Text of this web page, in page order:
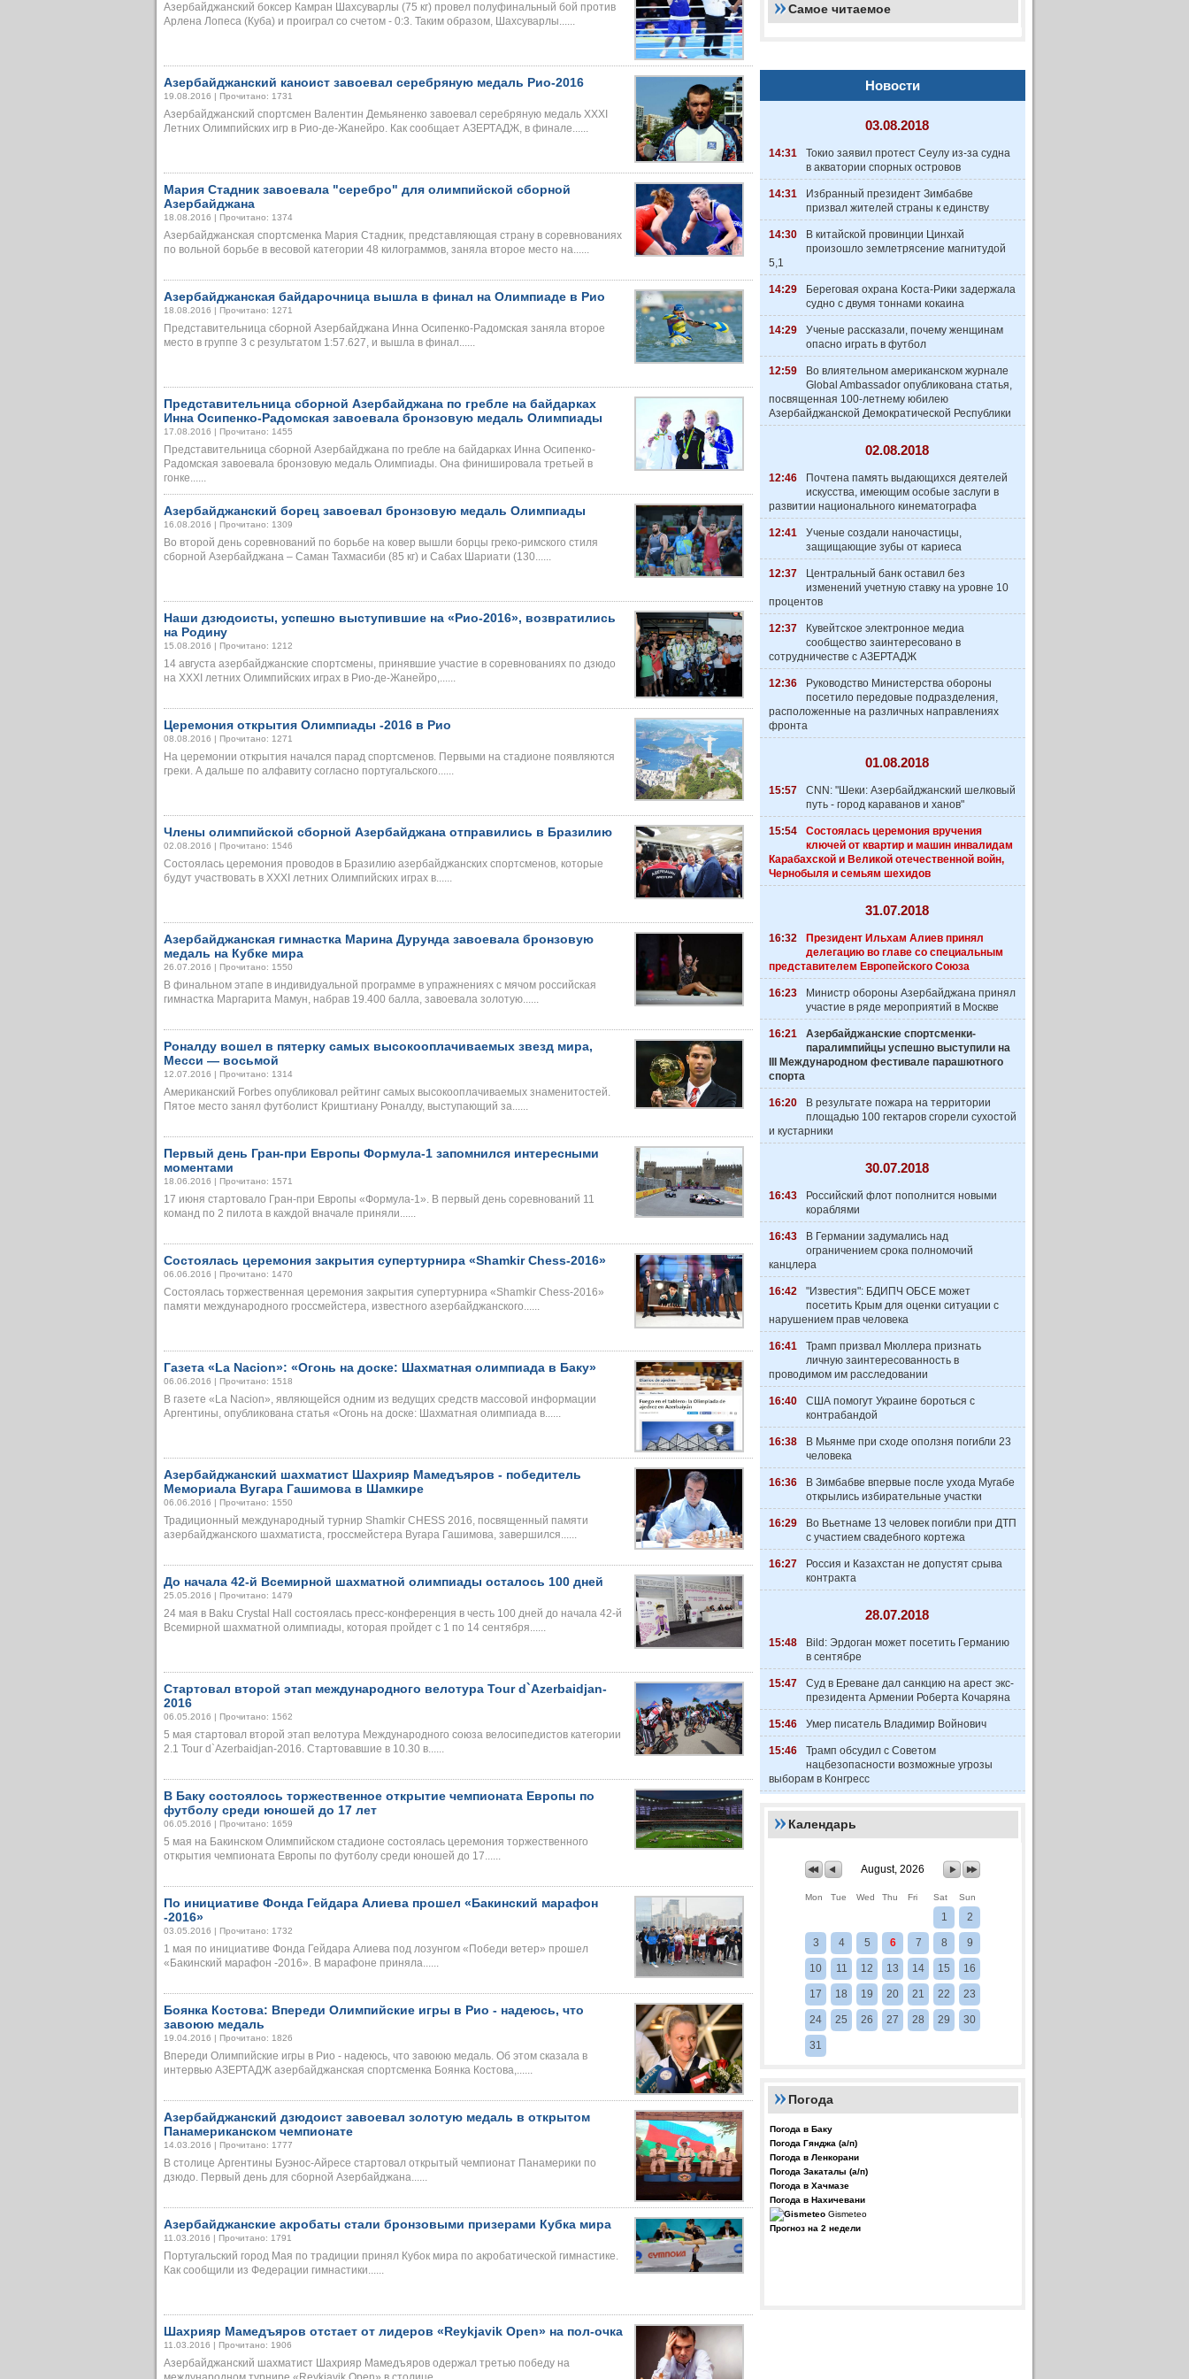
Азербайджанский боксер Камран Шахсуварлы (75 кг) провел полуфинальный бой против
Арлена Лопеса (Куба) и проиграл со счетом - 0:3. Таким образом, Шахсуварлы......
Азербайджанский каноист завоевал серебряную медаль Рио-2016
19.08.2016 | Прочитано: 1731
Азербайджанский спортсмен Валентин Демьяненко завоевал серебряную медаль XXXI
Летних Олимпийских игр в Рио-де-Жанейро. Как сообщает АЗЕРТАДЖ, в финале......
Мария Стадник завоевала "серебро" для олимпийской сборной
Азербайджана
18.08.2016 | Прочитано: 1374
Азербайджанская спортсменка Мария Стадник, представляющая страну в соревнованиях
по вольной борьбе в весовой категории 48 килограммов, заняла второе место на......
Азербайджанская байдарочница вышла в финал на Олимпиаде в Рио
18.08.2016 | Прочитано: 1271
Представительница сборной Азербайджана Инна Осипенко-Радомская заняла второе
место в группе 3 с результатом 1:57.627, и вышла в финал......
Представительница сборной Азербайджана по гребле на байдарках
Инна Осипенко-Радомская завоевала бронзовую медаль Олимпиады
17.08.2016 | Прочитано: 1455
Представительница сборной Азербайджана по гребле на байдарках Инна Осипенко-
Радомская завоевала бронзовую медаль Олимпиады. Она финишировала третьей в
гонке......
Азербайджанский борец завоевал бронзовую медаль Олимпиады
16.08.2016 | Прочитано: 1309
Во второй день соревнований по борьбе на ковер вышли борцы греко-римского стиля
сборной Азербайджана – Саман Тахмасиби (85 кг) и Сабах Шариати (130......
Наши дзюдоисты, успешно выступившие на «Рио-2016», возвратились
на Родину
15.08.2016 | Прочитано: 1212
14 августа азербайджанские спортсмены, принявшие участие в соревнованиях по дзюдо
на ХХХI летних Олимпийских играх в Рио-де-Жанейро,......
Церемония открытия Олимпиады -2016 в Рио
08.08.2016 | Прочитано: 1271
На церемонии открытия начался парад спортсменов. Первыми на стадионе появляются
греки. А дальше по алфавиту согласно португальского......
Члены олимпийской сборной Азербайджана отправились в Бразилию
02.08.2016 | Прочитано: 1546
Состоялась церемония проводов в Бразилию азербайджанских спортсменов, которые
будут участвовать в XXXI летних Олимпийских играх в......
Азербайджанская гимнастка Марина Дурунда завоевала бронзовую
медаль на Кубке мира
26.07.2016 | Прочитано: 1550
В финальном этапе в индивидуальной программе в упражнениях с мячом российская
гимнастка Маргарита Мамун, набрав 19.400 балла, завоевала золотую......
Роналду вошел в пятерку самых высокооплачиваемых звезд мира,
Месси — восьмой
12.07.2016 | Прочитано: 1314
Американский Forbes опубликовал рейтинг самых высокооплачиваемых знаменитостей.
Пятое место занял футболист Криштиану Роналду, выступающий за......
Первый день Гран-при Европы Формула-1 запомнился интересными
моментами
18.06.2016 | Прочитано: 1571
17 июня стартовало Гран-при Европы «Формула-1». В первый день соревнований 11
команд по 2 пилота в каждой вначале приняли......
Состоялась церемония закрытия супертурнира «Shamkir Chess-2016»
06.06.2016 | Прочитано: 1470
Состоялась торжественная церемония закрытия супертурнира «Shamkir Chess-2016»
памяти международного гроссмейстера, известного азербайджанского......
Газета «La Nacion»: «Огонь на доске: Шахматная олимпиада в Баку»
06.06.2016 | Прочитано: 1518
В газете «La Nacion», являющейся одним из ведущих средств массовой информации
Аргентины, опубликована статья «Огонь на доске: Шахматная олимпиада в......
Азербайджанский шахматист Шахрияр Мамедъяров - победитель
Мемориала Вугара Гашимова в Шамкире
06.06.2016 | Прочитано: 1550
Традиционный международный турнир Shamkir CHESS 2016, посвященный памяти
азербайджанского шахматиста, гроссмейстера Вугара Гашимова, завершился......
До начала 42-й Всемирной шахматной олимпиады осталось 100 дней
25.05.2016 | Прочитано: 1479
24 мая в Baku Crystal Hall состоялась пресс-конференция в честь 100 дней до начала 42-й
Всемирной шахматной олимпиады, которая пройдет с 1 по 14 сентября......
Стартовал второй этап международного велотура Tour d`Azerbaidjan-
2016
06.05.2016 | Прочитано: 1562
5 мая стартовал второй этап велотура Международного союза велосипедистов категории
2.1 Tour d`Azerbaidjan-2016. Стартовавшие в 10.30 в......
В Баку состоялось торжественное открытие чемпионата Европы по
футболу среди юношей до 17 лет
06.05.2016 | Прочитано: 1659
5 мая на Бакинском Олимпийском стадионе состоялась церемония торжественного
открытия чемпионата Европы по футболу среди юношей до 17......
По инициативе Фонда Гейдара Алиева прошел «Бакинский марафон
-2016»
03.05.2016 | Прочитано: 1732
1 мая по инициативе Фонда Гейдара Алиева под лозунгом «Победи ветер» прошел
«Бакинский марафон -2016». В марафоне приняла......
Боянка Костова: Впереди Олимпийские игры в Рио - надеюсь, что
завоюю медаль
19.04.2016 | Прочитано: 1826
Впереди Олимпийские игры в Рио - надеюсь, что завоюю медаль. Об этом сказала в
интервью АЗЕРТАДЖ азербайджанская спортсменка Боянка Костова,......
Азербайджанский дзюдоист завоевал золотую медаль в открытом
Панамериканском чемпионате
14.03.2016 | Прочитано: 1777
В столице Аргентины Буэнос-Айресе стартовал открытый чемпионат Панамерики по
дзюдо. Первый день для сборной Азербайджана......
Азербайджанские акробаты стали бронзовыми призерами Кубка мира
11.03.2016 | Прочитано: 1791
Португальский город Мая по традиции принял Кубок мира по акробатической гимнастике.
Как сообщили из Федерации гимнастики......
Шахрияр Мамедъяров отстает от лидеров «Reykjavik Open» на пол-очка
11.03.2016 | Прочитано: 1906
Азербайджанский шахматист Шахрияр Мамедъяров одержал третью победу на
Самое читаемое
Новости
03.08.2018
14:31
Токио заявил протест Сеулу из-за судна
в акватории спорных островов
14:31
Избранный президент Зимбабве
призвал жителей страны к единству
14:30
В китайской провинции Цинхай
произошло землетрясение магнитудой
5,1
14:29
Береговая охрана Коста-Рики задержала
судно с двумя тоннами кокаина
14:29
Ученые рассказали, почему женщинам
опасно играть в футбол
12:59
Во влиятельном американском журнале
Global Ambassador опубликована статья,
посвященная 100-летнему юбилею
Азербайджанской Демократической Республики
02.08.2018
12:46
Почтена память выдающихся деятелей
искусства, имеющим особые заслуги в
развитии национального кинематографа
12:41
Ученые создали наночастицы,
защищающие зубы от кариеса
12:37
Центральный банк оставил без
изменений учетную ставку на уровне 10
процентов
12:37
Кувейтское электронное медиа
сообщество заинтеpесовано в
сотрудничестве с АЗЕРТАДЖ
12:36
Руководство Министерства обороны
посетило передовые подразделения,
расположенные на различных направлениях
фронта
01.08.2018
15:57
CNN: "Шеки: Азербайджанский шелковый
путь - город караванов и ханов"
15:54
Состоялась церемония вручения
ключей от квартир и машин инвалидам
Карабахской и Великой отечественной войн,
Чернобыля и семьям шехидов
31.07.2018
16:32
Президент Ильхам Алиев принял
делегацию во главе со специальным
представителем Европейского Союза
16:23
Министр обороны Азербайджана принял
участие в ряде мероприятий в Москве
16:21
Азербайджанские спортсменки-
паралимпийцы успешно выступили на
III Международном фестивале парашютного
спорта
16:20
В результате пожара на территории
площадью 100 гектаров сгорели сухостой
и кустарники
30.07.2018
16:43
Российский флот пополнится новыми
кораблями
16:43
В Германии задумались над
ограничением срока полномочий
канцлера
16:42
"Известия": БДИПЧ ОБСЕ может
посетить Крым для оценки ситуации с
нарушением прав человека
16:41
Трамп призвал Мюллера признать
личную заинтересованность в
проводимом им расследовании
16:40
США помогут Украине бороться с
контрабандой
16:38
В Мьянме при сходе оползня погибли 23
человека
16:36
В Зимбабве впервые после ухода Мугабе
открылись избирательные участки
16:29
Во Вьетнаме 13 человек погибли при ДТП
с участием свадебного кортежа
16:27
Россия и Казахстан не допустят срыва
контракта
28.07.2018
15:48
Bild: Эрдоган может посетить Германию
в сентябре
15:47
Суд в Ереване дал санкцию на арест экс-
президента Армении Роберта Кочаряна
15:46 Умер писатель Владимир Войнович
15:46
Трамп обсудил с Советом
нацбезопасности возможные угрозы
выборам в Конгресс
Календарь
August, 2026
Mon Tue Wed Thu Fri Sat Sun
1 2
3 4 5 6 7 8 9
10 11 12 13 14 15 16
17 18 19 20 21 22 23
24 25 26 27 28 29 30
31
Погода
Погода в Баку
Погода Гянджа (а/п)
Погода в Ленкорани
Погода Закаталы (а/п)
Погода в Хачмазе
Погода в Нахичевани
Gismeteo
Прогноз на 2 недели